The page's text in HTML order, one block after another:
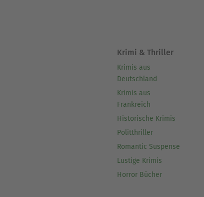
Krimi & Thriller
Krimis aus
Deutschland
Krimis aus
Frankreich
Historische Krimis
Politthriller
Romantic Suspense
Lustige Krimis
Horror Bücher